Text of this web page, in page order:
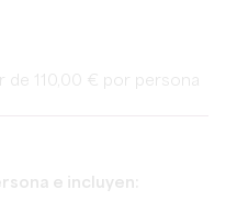
de 110,00 € por persona
e incluyen: